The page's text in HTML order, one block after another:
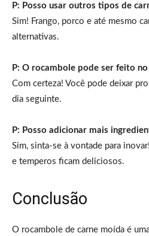
P: Posso usar outros tipos de
Sim! Frango, porco e até mesmo
alternativas.
P: O rocambole pode ser feito
Com certeza! Você pode deixar
dia seguinte.
P: Posso adicionar mais
Sim, sinta-se à vontade para
e temperos ficam deliciosos.
Conclusão
O rocambole de carne moída é